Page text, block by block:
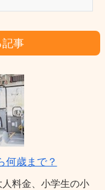
事
何歳まで？
料金、小学生の小